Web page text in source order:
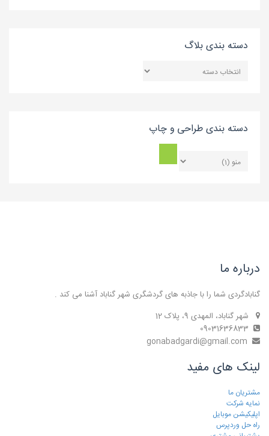
دسته بندی بلاگ
بندی
دسته بندی طراحی و چاپ
درباره ما
گنابادگردی شما را با جاذبه های گردشگری شهر گناباد آشنا می کند .
شهر گناباد، المهدی 9، پلاک 12
لینک های مفید
مشتریان ما
نمایه شرکت
اپلیکیشن موبایل
راه حل وردپرس